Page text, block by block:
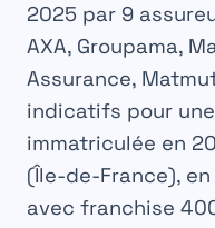
2025 par 9
AXA, Groupama,
Assurance,
indicatifs pour une
immatriculée en
(Île-de-France),
avec franchise